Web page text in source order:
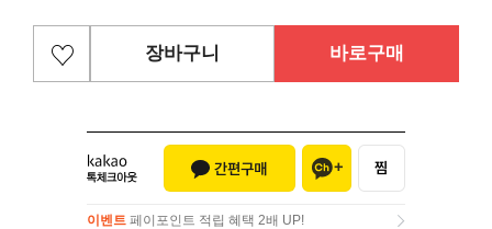
장바구니 바로구매
이벤트 페이포인트 적립 혜택 2배 UP!